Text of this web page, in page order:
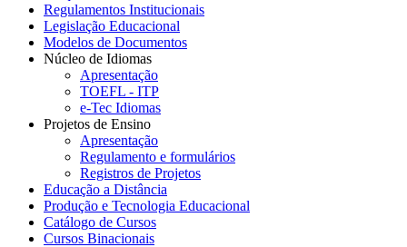
Regulamentos Institucionais
Legislação Educacional
Modelos de Documentos
Núcleo de Idiomas
Apresentação
TOEFL - ITP
e-Tec Idiomas
Projetos de Ensino
Apresentação
Regulamento e formulários
Registros de Projetos
Educação a Distância
Produção e Tecnologia Educacional
Catálogo de Cursos
Cursos Binacionais